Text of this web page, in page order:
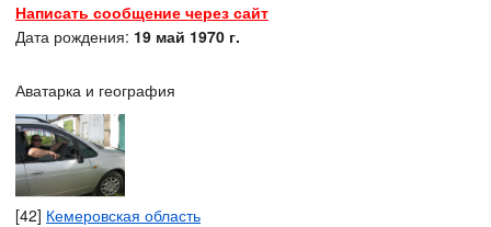
Написать сообщение через сайт
Дата рождения: 19 май 1970 г.
Аватарка и география
[42] Кемеровская область